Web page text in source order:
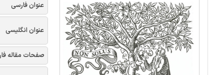
عنوان فارسی
عنوان انگلیسی
صفحات مقاله